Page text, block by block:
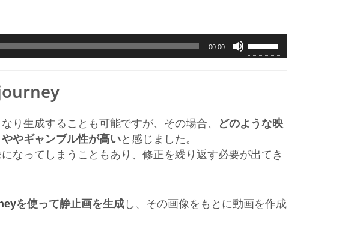
00:00
リ
節
に
上
印
キ
り生成することも可能ですが、その場合、
どのような映
やギャンブル性が高いと感じました。
なってしまうこともあり、修正を繰り返す必要が出てき
を使って静止画を生成 し、その画像をもとに動画を作成